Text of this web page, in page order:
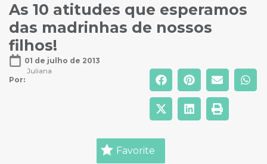
As 10 atitudes que esperamos
das madrinhas de nossos
filhos!
01 de julho de 2013
Por:
Juliana
Favorite